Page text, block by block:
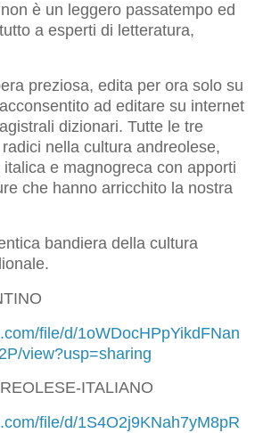
è un leggero passatempo ed
a esperti di letteratura,
preziosa, edita per ora solo su
ad editare su internet
dizionari. Tutte le tre
nella cultura andreolese,
e magnogreca con apporti
che hanno arricchito la nostra
bandiera della cultura
file/d/1oWDocHPpYikdFNan
view?usp=sharing
ITALIANO
file/d/1S4O2j9KNah7yM8pR